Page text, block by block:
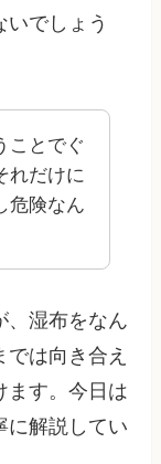
でしょう
ことでぐ
れだけに
危険なん
、湿布をなん
は向き合え
ます。今日は
に解説してい